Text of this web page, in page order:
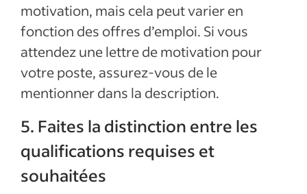
motivation, mais cela peut varier en
fonction des offres d’emploi. Si vous
attendez une lettre de motivation pour
votre poste, assurez-vous de le
mentionner dans la description.
5. Faites la distinction entre les
qualifications requises et
souhaitées